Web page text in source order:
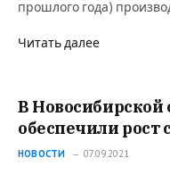
прошлого года)
Читать далее
В
обеспечили рост
НОВОСТИ 07.09.2021